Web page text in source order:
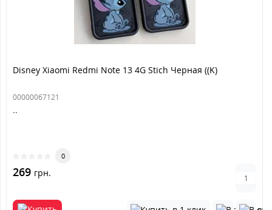
Disney Xiaomi Redmi Note 13 4G Stich Черная ((K)
00000067121
..
0
269 грн.